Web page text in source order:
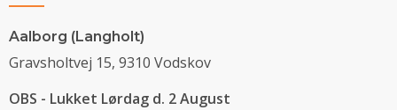
Aalborg (Langholt)
Gravsholtvej 15, 9310 Vodskov
OBS - Lukket Lørdag d. 2 August